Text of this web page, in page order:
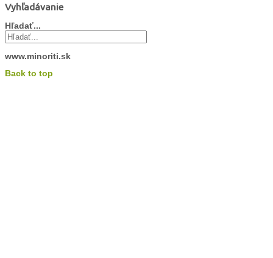
Vyhľadávanie
Hľadať...
www.minoriti.sk
Back to top